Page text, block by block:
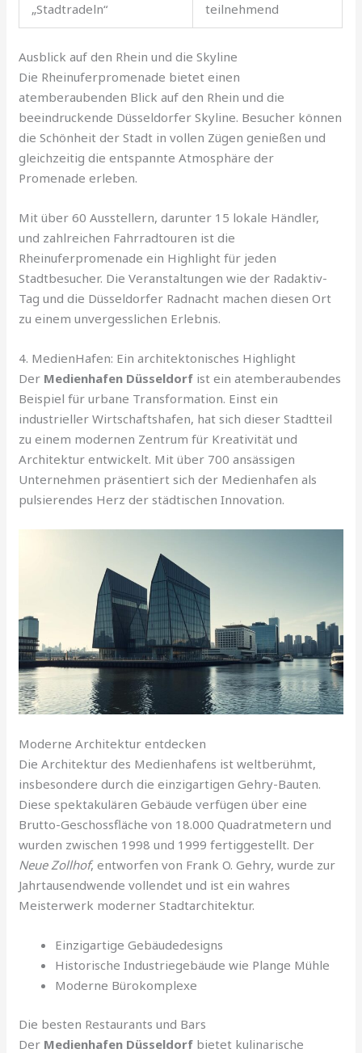
„Stadtradeln“
teilnehmend
Ausblick auf den Rhein und die Skyline
Die Rheinuferpromenade bietet einen
atemberaubenden Blick auf den Rhein und die
beeindruckende Düsseldorfer Skyline. Besucher können
die Schönheit der Stadt in vollen Zügen genießen und
gleichzeitig die entspannte Atmosphäre der
Promenade erleben.
Mit über 60 Ausstellern, darunter 15 lokale Händler,
und zahlreichen Fahrradtouren ist die
Rheinuferpromenade ein Highlight für jeden
Stadtbesucher. Die Veranstaltungen wie der Radaktiv-
Tag und die Düsseldorfer Radnacht machen diesen Ort
zu einem unvergesslichen Erlebnis.
4. MedienHafen: Ein architektonisches Highlight
Der Medienhafen Düsseldorf ist ein atemberaubendes
Beispiel für urbane Transformation. Einst ein
industrieller Wirtschaftshafen, hat sich dieser Stadtteil
zu einem modernen Zentrum für Kreativität und
Architektur entwickelt. Mit über 700 ansässigen
Unternehmen präsentiert sich der Medienhafen als
pulsierendes Herz der städtischen Innovation.
Moderne Architektur entdecken
Die Architektur des Medienhafens ist weltberühmt,
insbesondere durch die einzigartigen Gehry-Bauten.
Diese spektakulären Gebäude verfügen über eine
Brutto-Geschossfläche von 18.000 Quadratmetern und
wurden zwischen 1998 und 1999 fertiggestellt. Der
Neue Zollhof, entworfen von Frank O. Gehry, wurde zur
Jahrtausendwende vollendet und ist ein wahres
Meisterwerk moderner Stadtarchitektur.
Einzigartige Gebäudedesigns
Historische Industriegebäude wie Plange Mühle
Moderne Bürokomplexe
Die besten Restaurants und Bars
Der Medienhafen Düsseldorf bietet kulinarische